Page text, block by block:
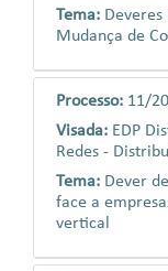
Tema:
Mudança de
Processo: 11/
Visada: EDP
Redes -
Tema: Dever
face a
vertical